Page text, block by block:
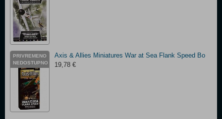
PRIVREMENO
NEDOSTUPNO
Axis & Allies Miniatures War at Sea Flank Speed Bo
19,78 €